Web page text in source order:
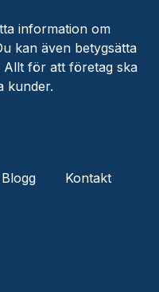
information om
kan även betygsätta
Allt för att företag ska
kunder.
Blogg
Kontakt